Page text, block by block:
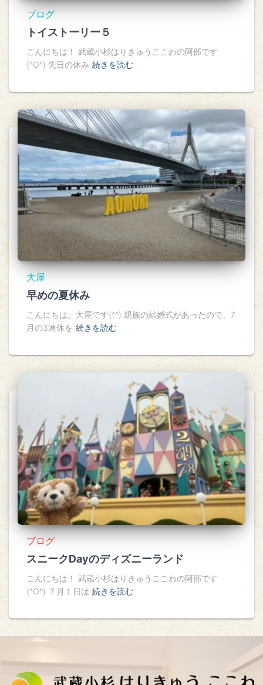
ブログ
トイストーリー５
こんにちは！ 武蔵小杉はりきゅうここわの阿部です
(^O^) 先日の休み 続きを読む
大屋
早めの夏休み
こんにちは。大屋です(^^) 親族の結婚式があったので、7
月の3連休を 続きを読む
ブログ
スニークDayのディズニーランド
こんにちは！ 武蔵小杉はりきゅうここわの阿部です
(^O^) ７月１日は 続きを読む